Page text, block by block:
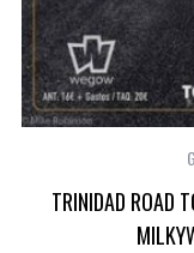
TRINIDAD ROAD